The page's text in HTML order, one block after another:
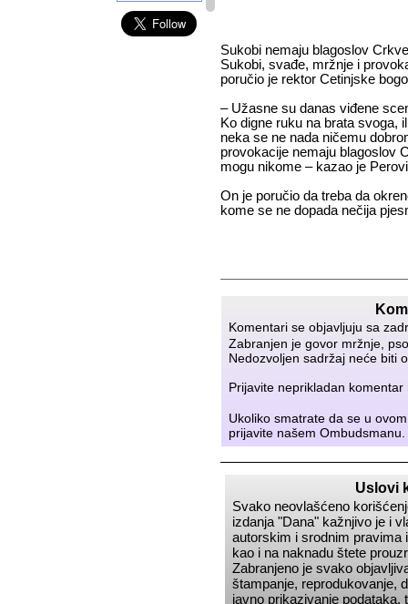
Sukobi nemaju blagoslov Crkve
Sukobi, svađe, mržnje i
poručio je rektor Cetinjske
– Užasne su danas viđene
Ko digne ruku na brata svoga,
neka se ne nada ničemu
provokacije nemaju blagoslov
mogu nikome – kazao je
On je poručio da treba da
kome se ne dopada nečija
Komentari se objavljuju sa
Zabranjen je govor mržnje,
Nedozvoljen sadržaj neće biti
Prijavite neprikladan
Ukoliko smatrate da se u
prijavite našemOmbudsmanu
Uslovi
Svako neovlašćeno
izdanja Dana kažnjivo je i
autorskim i srodnim pravima
kao i na naknadu štete
Zabranjeno je svako
štampanje, reprodukovanje,
javno prikazivanje podataka,